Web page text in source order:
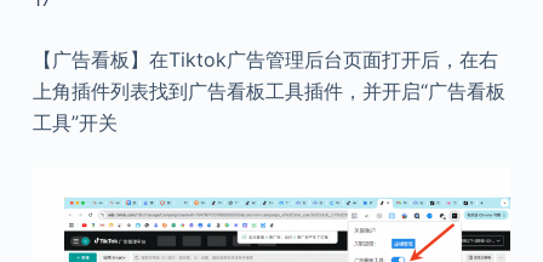
【广告看板】在Tiktok广告管理后台页面打开后，在右
上角插件列表找到广告看板工具插件，并开启“广告看板
工具”开关